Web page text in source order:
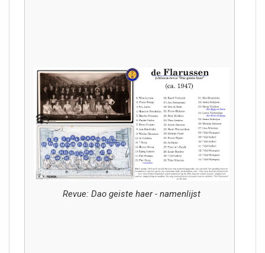
Revue: Dao geiste haer - namenlijst